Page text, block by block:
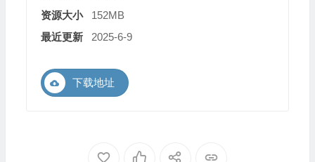
资源大小
152MB
最近更新
2025-6-9
下载地址